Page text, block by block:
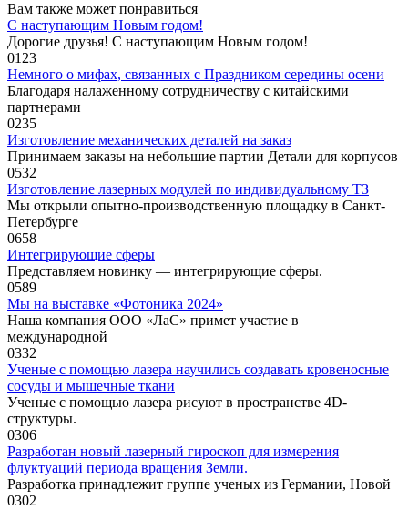
Вам также может понравиться
С наступающим Новым годом!
Дорогие друзья! С наступающим Новым годом!
0123
Немного о мифах, связанных с Праздником середины осени
Благодаря налаженному сотрудничеству с китайскими
партнерами
0235
Изготовление механических деталей на заказ
Принимаем заказы на небольшие партии Детали для корпусов
0532
Изготовление лазерных модулей по индивидуальному ТЗ
Мы открыли опытно-производственную площадку в Санкт-
Петербурге
0658
Интегрирующие сферы
Представляем новинку — интегрирующие сферы.
0589
Мы на выставке «Фотоника 2024»
Наша компания ООО «ЛаС» примет участие в
международной
0332
Ученые с помощью лазера научились создавать кровеносные
сосуды и мышечные ткани
Ученые с помощью лазера рисуют в пространстве 4D-
структуры.
0306
Разработан новый лазерный гироскоп для измерения
флуктуаций периода вращения Земли.
Разработка принадлежит группе ученых из Германии, Новой
0302